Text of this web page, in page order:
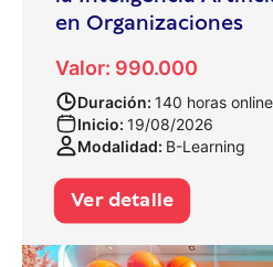
en Organizaciones
Valor: 990.000
Duración: 140 horas online
Inicio: 19/08/2026
Modalidad: B-Learning
Ver detalle